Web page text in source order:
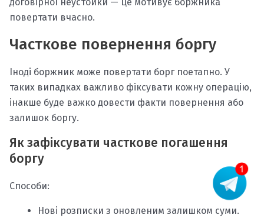
повертати вчасно.
Часткове повернення боргу
Іноді боржник може повертати борг поетапно. У
таких випадках важливо фіксувати кожну операцію,
інакше буде важко довести факти повернення або
залишок боргу.
Як зафіксувати часткове погашення
боргу
Способи:
Нові розписки з оновленим залишком суми.